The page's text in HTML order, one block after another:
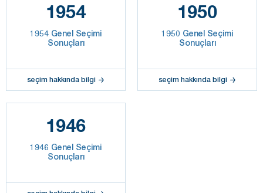
1954
1954 Genel Seçimi
Sonuçları
seçim hakkında bilgi
1950
1950 Genel Seçimi
Sonuçları
seçim hakkında bilgi
1946
1946 Genel Seçimi
Sonuçları